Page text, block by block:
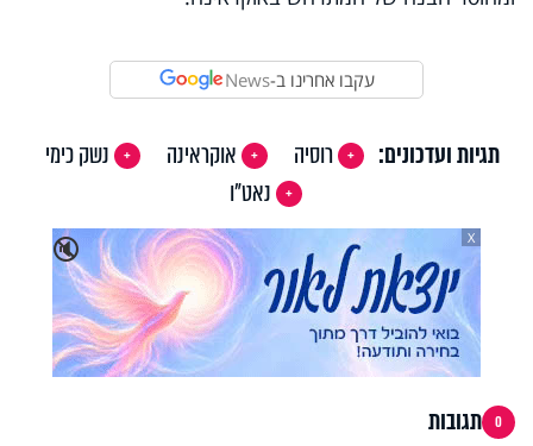
עקבו אחרינו ב-News
תגיות ועדכונים: רוסיה אוקראינה
נשק כימי
נאט"ו
🔇
X
0 תגובות